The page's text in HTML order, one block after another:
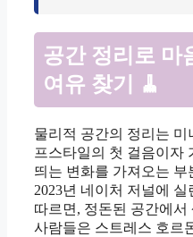
공간 정리로 마
여유 찾기 🧹
물리적 공간의 정리는 미
프스타일의 첫 걸음이자
띄는 변화를 가져오는 부
2023년 네이처 저널에 실
따르면, 정돈된 공간에서
사람들은 스트레스 호르